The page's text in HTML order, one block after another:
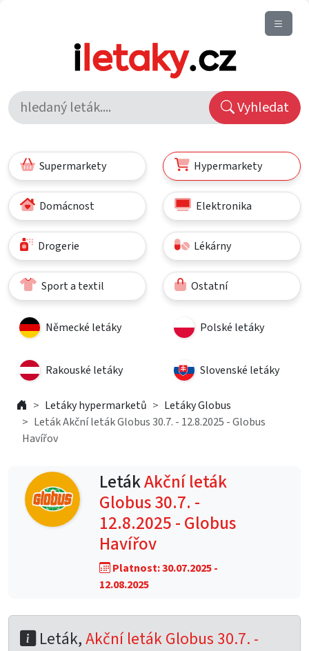
Vyhledat
Supermarkety Hypermarkety
Domácnost Elektronika
Drogerie Lékárny
Sport a textil Ostatní
Německé letáky Polské letáky
Rakouské letáky Slovenské letáky
Letáky hypermarketů
Letáky Globus
Leták Akční leták Globus 30.7. - 12.8.2025 - Globus
Havířov
LetákAkční leták
Globus 30.7. -
12.8.2025 - Globus
Havířov
Platnost: 30.07.2025 -
12.08.2025
Leták,Akční leták Globus 30.7. -